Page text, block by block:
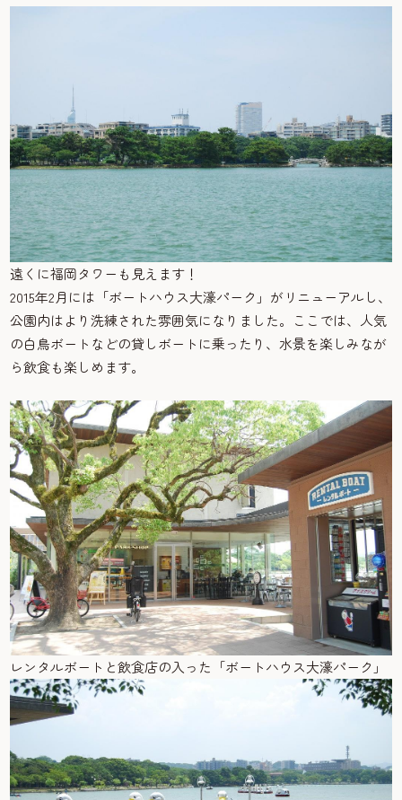
遠くに福岡タワーも見えます！
2015年2月には「ボートハウス大濠パーク」がリニューアルし、
公園内はより洗練された雰囲気になりました。ここでは、人気
の白鳥ボートなどの貸しボートに乗ったり、水景を楽しみなが
ら飲食も楽しめます。
レンタルボートと飲食店の入った「ボートハウス大濠パーク」